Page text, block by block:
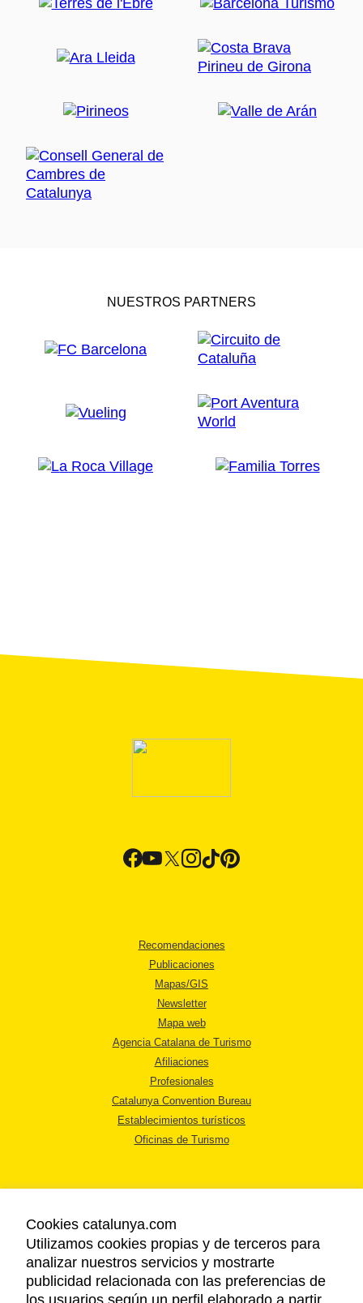
NUESTROS PARTNERS
Recomendaciones
Publicaciones
Mapas/GIS
Newsletter
Mapa web
Agencia Catalana de Turismo
Afiliaciones
Profesionales
Catalunya Convention Bureau
Establecimientos turísticos
Oficinas de Turismo
AVISO LEGAL
POLÍTICA DE PRIVACIDAD
COOKIES
Cookies catalunya.com
Utilizamos cookies propias y de terceros para
analizar nuestros servicios y mostrarte
publicidad relacionada con las preferencias de
los usuarios según un perfil elaborado a partir